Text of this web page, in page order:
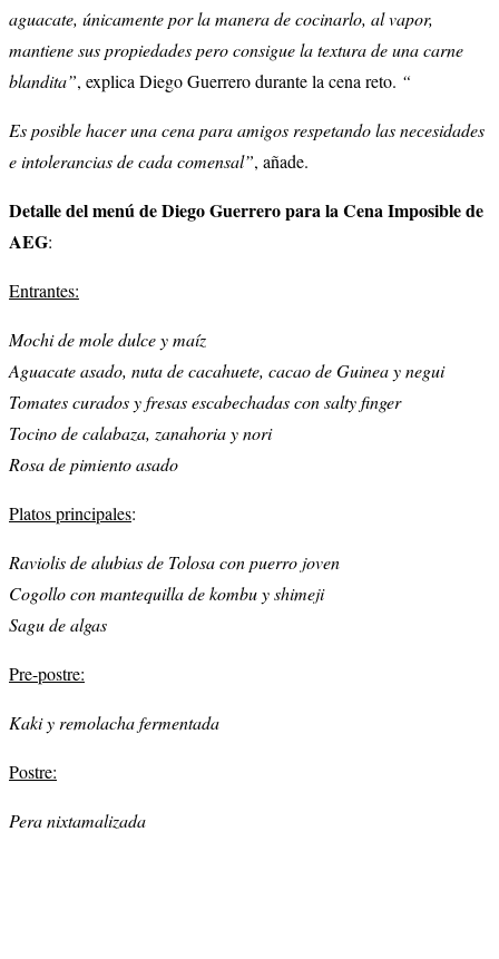
aguacate, únicamente por la manera de cocinarlo, al vapor,
mantiene sus propiedades pero consigue la textura de una carne
blandita”, explica Diego Guerrero durante la cena reto. “
Es posible hacer una cena para amigos respetando las necesidades
e intolerancias de cada comensal”, añade.
Detalle del menú de Diego Guerrero para la Cena Imposible de
AEG:
Entrantes:
Mochi de mole dulce y maíz
Aguacate asado, nuta de cacahuete, cacao de Guinea y negui
Tomates curados y fresas escabechadas con salty finger
Tocino de calabaza, zanahoria y nori
Rosa de pimiento asado
Platos principales:
Raviolis de alubias de Tolosa con puerro joven
Cogollo con mantequilla de kombu y shimeji
Sagu de algas
Pre-postre:
Kaki y remolacha fermentada
Postre:
Pera nixtamalizada